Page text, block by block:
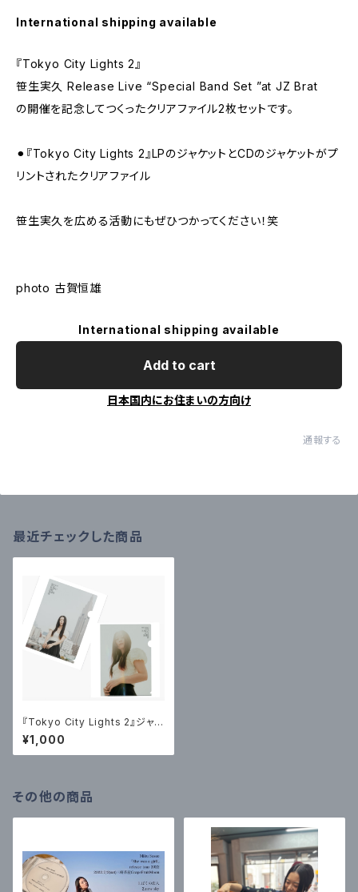
International shipping available
『Tokyo City Lights 2』
笹生実久 Release Live “Special Band Set ”at JZ Brat
の開催を記念してつくったクリアファイル2枚セットです。
⚫︎『Tokyo City Lights 2』LPのジャケットとCDのジャケットがプ
リントされたクリアファイル
笹生実久を広める活動にもぜひつかってください！笑
photo 古賀恒雄
International shipping available
Add to cart
日本国内にお住まいの方向け
通報する
最近チェックした商品
『Tokyo City Lights 2』ジャケ
ットクリアファイル2枚セット
¥1,000
その他の商品